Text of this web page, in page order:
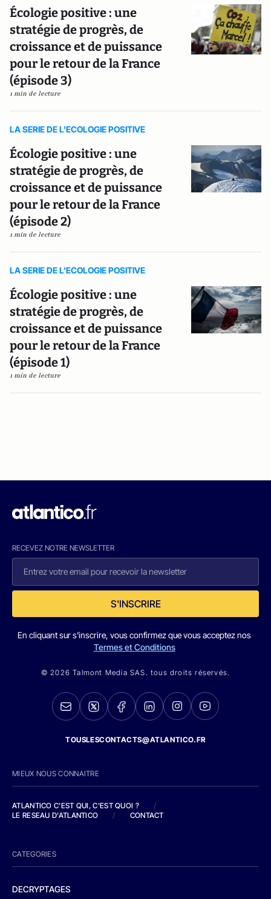
Écologie positive : une
stratégie de progrès, de
croissance et de puissance
pour le retour de la France
(épisode 3)
1 min de lecture
LA SERIE DE L'ECOLOGIE POSITIVE
Écologie positive : une
stratégie de progrès, de
croissance et de puissance
pour le retour de la France
(épisode 2)
1 min de lecture
LA SERIE DE L'ECOLOGIE POSITIVE
Écologie positive : une
stratégie de progrès, de
croissance et de puissance
pour le retour de la France
(épisode 1)
1 min de lecture
RECEVEZ NOTRE NEWSLETTER
S'INSCRIRE
En cliquant sur s'inscrire, vous confirmez que vous acceptez nos
Termes et Conditions
© 2026 Talmont Media SAS. tous droits réservés.
TOUSLESCONTACTS@ATLANTICO.FR
MIEUX NOUS CONNAITRE
ATLANTICO C'EST QUI, C'EST QUOI ?
/
LE RESEAU D'ATLANTICO
/ CONTACT
CATEGORIES
DECRYPTAGES